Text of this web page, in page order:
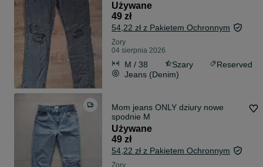
Używane
49 zł
54,22 zł z Pakietem Ochronnym
Żory
04 sierpnia 2026
M / 38 Szary
Reserved
Jeans (Denim)
Mom jeans ONLY dziury nowe
spodnie M
Używane
49 zł
54,22 zł z Pakietem Ochronnym